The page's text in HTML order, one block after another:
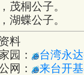
，茂桐公子。
，湖蝶公子。
料
：
台湾永
：
来台开